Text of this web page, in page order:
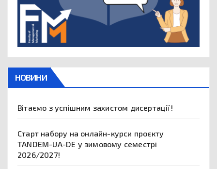
НОВИНИ
Вітаємо з успішним захистом дисертації!
Старт набору на онлайн-курси проєкту
TANDEM-UA-DE у зимовому семестрі
2026/2027!